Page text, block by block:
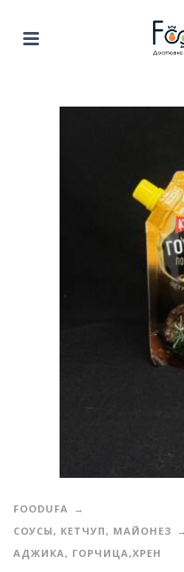
FOODUFA
СОУСЫ, КЕТЧУП, МАЙОНЕЗ
АДЖИКА, ГОРЧИЦА,ХРЕН